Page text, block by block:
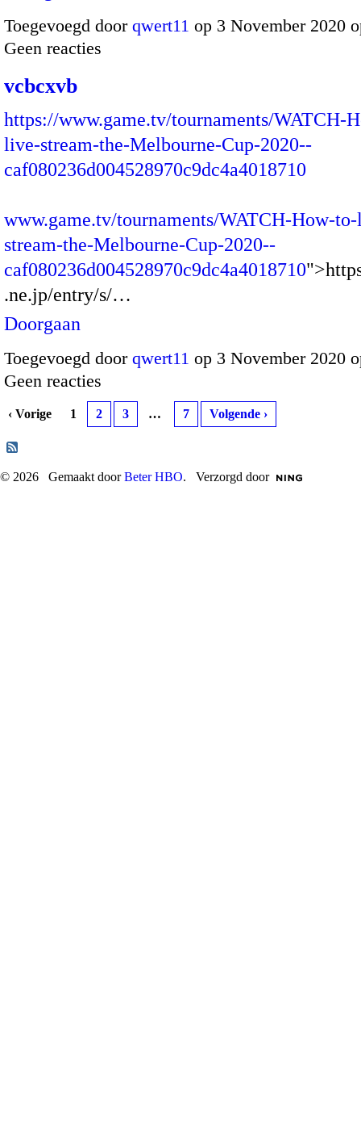
Toegevoegd door qwert11 op 3 November 2020
Geen reacties
vcbcxvb
https://www.game.tv/tournaments/WATCH-
live-stream-the-Melbourne-Cup-2020--
caf080236d004528970c9dc4a4018710
www.game.tv/tournaments/WATCH-How-
stream-the-Melbourne-Cup-2020--
caf080236d004528970c9dc4a4018710
.ne.jp/entry/s/…
Doorgaan
Toegevoegd door qwert11 op 3 November 2020
Geen reacties
‹ Vorige 1 2 3 … 7 Volgende ›
© 2026 Gemaakt doorBeter HBO. Verzorgd door